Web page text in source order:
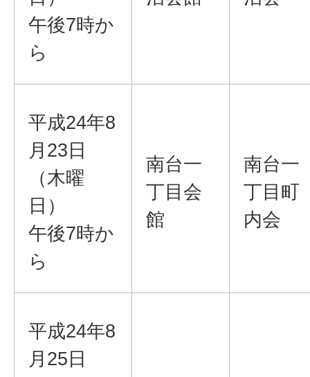
午後7時か
ら
平成24年8
月23日
（木曜
日）
午後7時か
ら
南台一
丁目会
館
南台一
丁目町
内会
平成24年8
月25日